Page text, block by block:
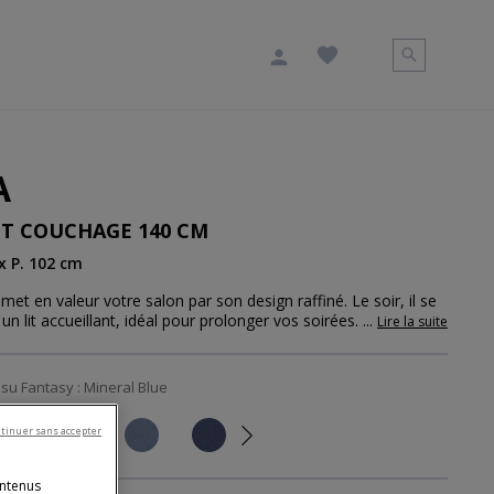
COUCHAGE 140 CM
P. 102 cm
en valeur votre salon par son design raffiné. Le soir, il se
lit accueillant, idéal pour prolonger vos soirées. ... Lire la suite
Fantasy : Mineral Blue
Next
sans accepter